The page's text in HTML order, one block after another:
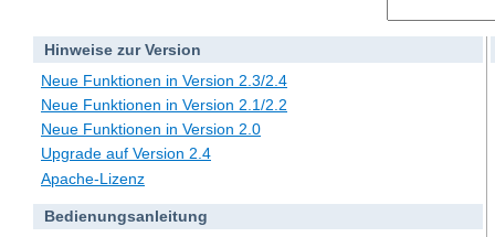
Hinweise zur Version
Neue Funktionen in Version 2.3/2.4
Neue Funktionen in Version 2.1/2.2
Neue Funktionen in Version 2.0
Upgrade auf Version 2.4
Apache-Lizenz
Bedienungsanleitung